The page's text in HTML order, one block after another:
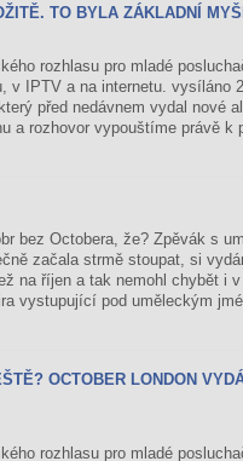
TO BYLA ZÁKLADNÍ
rozhlasu pro mladé
v IPTV a na internetu. vysíláno
před nedávnem vydal nové
a rozhovor vypouštíme právě k
bez Octobera, že? Zpěvák s
začala strmě stoupat, si
na říjen a tak nemohl chybět i
vystupující pod uměleckým
OCTOBER LONDON
rozhlasu pro mladé